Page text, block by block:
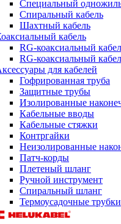
Специальный
Спиральный кабель
Шахтный кабель
кабель
RG-коаксиальный
RG-коаксиальный
для кабелей
Гофрированная труба
Защитные трубы
Изолированные
Кабельные вводы
Кабельные стяжки
Контргайки
Неизолированные
Патч-корды
Плетеный шланг
Ручной инструмент
Спиральный шланг
Термоусадочные трубки